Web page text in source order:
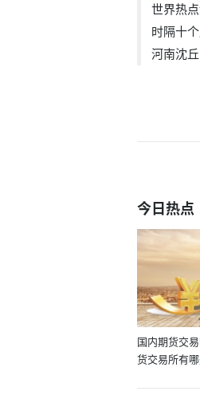
世界热
时隔十
河南沈
今日热点
国内期货交
货交易所有